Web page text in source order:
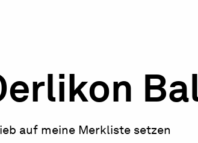
auf meine Merkliste setzen